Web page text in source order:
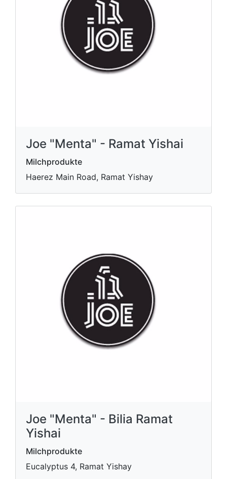
Joe "Menta" - Ramat Yishai
Milchprodukte
Haerez Main Road, Ramat Yishay
Joe "Menta" - Bilia Ramat
Yishai
Milchprodukte
Eucalyptus 4, Ramat Yishay